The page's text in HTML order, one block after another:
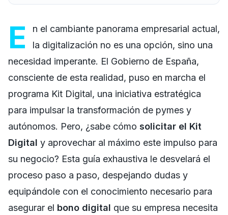
E
n el cambiante panorama empresarial actual,
la digitalización no es una opción, sino una
necesidad imperante. El Gobierno de España,
consciente de esta realidad, puso en marcha el
programa Kit Digital, una iniciativa estratégica
para impulsar la transformación de pymes y
autónomos. Pero, ¿sabe cómo solicitar el Kit
Digital y aprovechar al máximo este impulso para
su negocio? Esta guía exhaustiva le desvelará el
proceso paso a paso, despejando dudas y
equipándole con el conocimiento necesario para
asegurar el bono digital que su empresa necesita